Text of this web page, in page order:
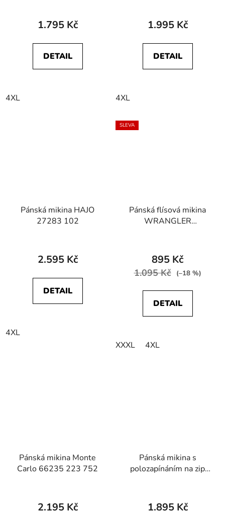
1.795 Kč
DETAIL
4XL
1.995 Kč
DETAIL
4XL
Pánská mikina HAJO
27283 102
2.595 Kč
DETAIL
4XL
SLEVA
Pánská flísová mikina
WRANGLER
Cabernet
895 Kč
1.095 Kč (–18 %)
DETAIL
XXXL 4XL
Pánská mikina Monte
Carlo 66235 223 752
2.195 Kč
Pánská mikina s
polozapínáním na zip
1.895 Kč